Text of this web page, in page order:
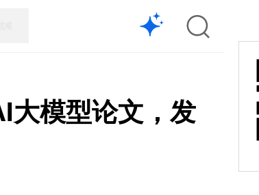
大模型论文，发